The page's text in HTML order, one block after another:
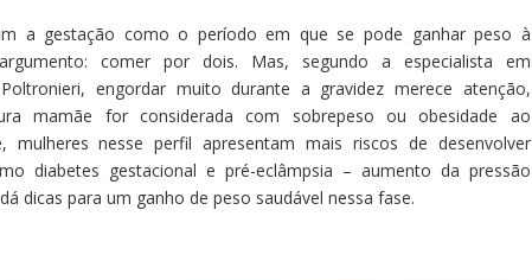
a gestação como o período em que se pode ganhar peso à
comer por dois. Mas, segundo a especialista em
engordar muito durante a gravidez merece atenção,
mamãe for considerada com sobrepeso ou obesidade ao
mulheres nesse perfil apresentam mais riscos de desenvolver
diabetes gestacional e pré-eclâmpsia – aumento da pressão
dicas para um ganho de peso saudável nessa fase.